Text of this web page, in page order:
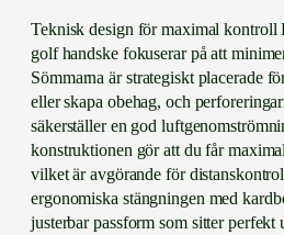
Teknisk design för maximal kontroll
golf handske fokuserar på att
Sömmarna är strategiskt placerade
eller skapa obehag, och
säkerställer en god
konstruktionen gör att du får
vilket är avgörande för
ergonomiska stängningen med
justerbar passform som sitter perfekt